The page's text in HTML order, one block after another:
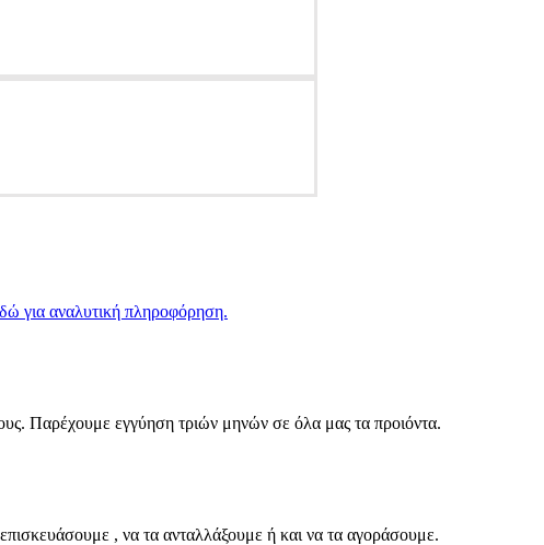
για αναλυτική πληροφόρηση.
Παρέχουμε εγγύηση τριών μηνών σε όλα μας τα προιόντα.
, να τα ανταλλάξουμε ή και να τα αγοράσουμε.